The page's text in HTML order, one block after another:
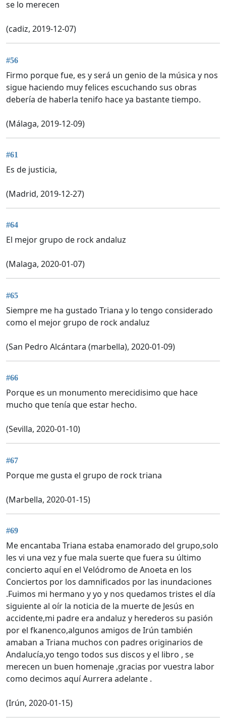
se lo merecen
(cadiz, 2019-12-07)
#56
Firmo porque fue, es y será un genio de la música y nos
sigue haciendo muy felices escuchando sus obras
debería de haberla tenifo hace ya bastante tiempo.
(Málaga, 2019-12-09)
#61
Es de justicia,
(Madrid, 2019-12-27)
#64
El mejor grupo de rock andaluz
(Malaga, 2020-01-07)
#65
Siempre me ha gustado Triana y lo tengo considerado
como el mejor grupo de rock andaluz
(San Pedro Alcántara (marbella), 2020-01-09)
#66
Porque es un monumento merecidisimo que hace
mucho que tenía que estar hecho.
(Sevilla, 2020-01-10)
#67
Porque me gusta el grupo de rock triana
(Marbella, 2020-01-15)
#69
Me encantaba Triana estaba enamorado del grupo,solo
les vi una vez y fue mala suerte que fuera su último
concierto aquí en el Velódromo de Anoeta en los
Conciertos por los damnificados por las inundaciones
.Fuimos mi hermano y yo y nos quedamos tristes el día
siguiente al oír la noticia de la muerte de Jesús en
accidente,mi padre era andaluz y herederos su pasión
por el fkanenco,algunos amigos de Irún también
amaban a Triana muchos con padres originarios de
Andalucía,yo tengo todos sus discos y el libro , se
merecen un buen homenaje ,gracias por vuestra labor
como decimos aquí Aurrera adelante .
(Irún, 2020-01-15)